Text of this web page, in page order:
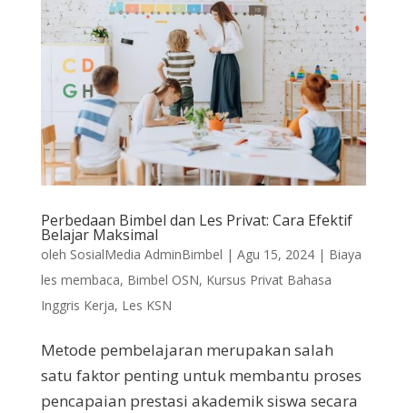
Perbedaan Bimbel dan Les Privat: Cara Efektif
Belajar Maksimal
oleh SosialMedia AdminBimbel | Agu 15, 2024| Biaya
les membaca, Bimbel OSN, Kursus Privat Bahasa
Inggris Kerja, Les KSN
Metode pembelajaran merupakan salah
satu faktor penting untuk membantu proses
pencapaian prestasi akademik siswa secara